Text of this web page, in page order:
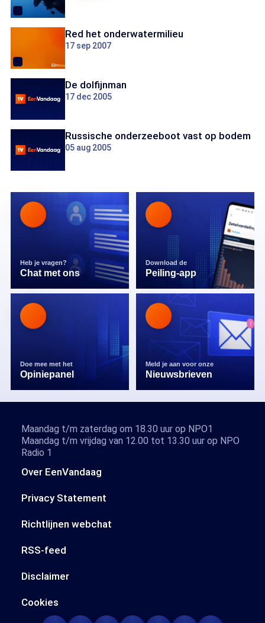
Red het onderwatermilieu
17 sep 2007
De dolfijnman
17 dec 2005
Russische onderzeeboot vast op bodem
05 aug 2005
Heb je vragen?
Chat met ons
Download de
Peiling-app
Doe mee met het
Opiniepanel
Meld je aan voor onze
Nieuwsbrieven
Over EenVandaag
Privacy Statement
Richtlijnen webchat
RSS-feed
Disclaimer
Cookies
Maandag t/m zaterdag om 18.30 uur op NPO1
Maandag t/m vrijdag van 12.00 tot 13.30 uur op NPO
Radio 1